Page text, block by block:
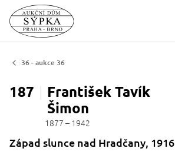
36 - aukce 36
187
František Tavík
Šimon
1877 – 1942
Západ slunce nad Hradčany, 1916